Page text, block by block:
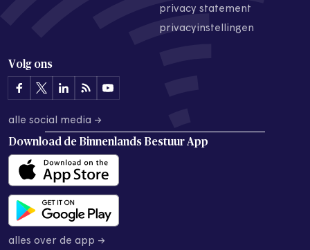
privacy statement
privacyinstellingen
Volg ons
alle social media →
Download de Binnenlands Bestuur App
alles over de app →